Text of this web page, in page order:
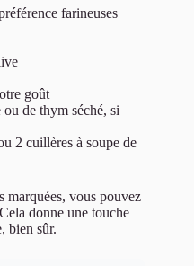
farineuses
goût
ou de thym séché, si
2 cuillères à soupe de
marquées, vous pouvez
donne une touche
bien sûr.